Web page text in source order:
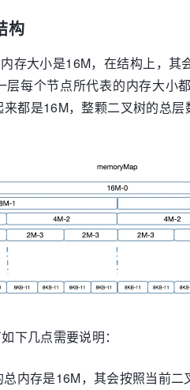
构
存大小是16M，在结构上，其
层每个节点所代表的内存大小
都是16M，整颗二叉树的总
几点需要说明：
内存是16M，其会按照当前二